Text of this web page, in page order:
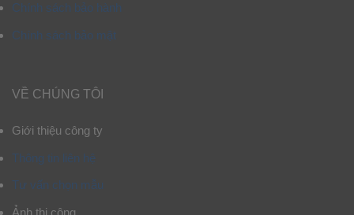
Chính sách bảo hành
Chính sách bảo mật
VỀ CHÚNG TÔI
Giới thiệu công ty
Thông tin liên hệ
Tư vấn chọn mẫu
Ảnh thi công